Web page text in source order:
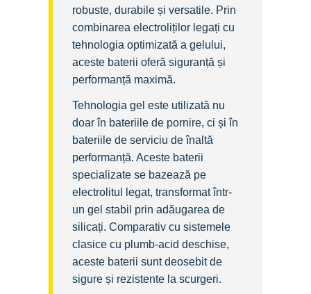
robuste, durabile și versatile. Prin
combinarea electroliților legați cu
tehnologia optimizată a gelului,
aceste baterii oferă siguranță și
performanță maximă.
Tehnologia gel este utilizată nu
doar în bateriile de pornire, ci și în
bateriile de serviciu de înaltă
performanță. Aceste baterii
specializate se bazează pe
electrolitul legat, transformat într-
un gel stabil prin adăugarea de
silicați. Comparativ cu sistemele
clasice cu plumb‑acid deschise,
aceste baterii sunt deosebit de
sigure și rezistente la scurgeri.